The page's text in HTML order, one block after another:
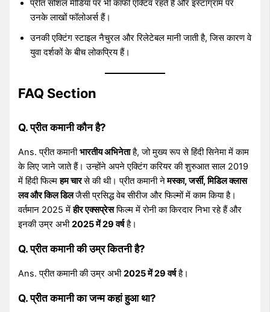
प्रीत सोशल मीडिया पर भी काफी एक्टिव रहते हैं और इंस्टाग्राम पर
उनके लाखों फॉलोअर्स हैं।
उनकी एक्टिंग स्टाइल नैचुरल और रिलेटेबल मानी जाती है, जिस कारण वे
युवा दर्शकों के बीच लोकप्रिय हैं।
FAQ Section
Q. प्रीत कमानी कौन है?
Ans. प्रीत कमानीभारतीय अभिनेताहै, जो मुख्य रूप से हिंदी सिनेमा में काम
के लिए जाने जाते हैं। उन्होंने अपने एक्टिंग करियर की शुरुआत साल 2019
में हिंदी फिल्महम चारसे की थी। प्रीत कमानी नेमस्का, जर्सी, मिडिल क्लास
लव और किल डिलजैसी प्रसिद्ध वेब सीरीज और फिल्मों में काम किया है।
वर्तमान 2025 मेंहीर एक्सप्रेसफिल्म में रोनी का किरदार निभा रहे हैं और
इनकी उम्र अभी2025 में 29 वर्षहै।
Q. प्रीत कमानी की उम्र कितनी है?
Ans. प्रीत कमानी की उम्र अभी2025 में 29 वर्षहै।
Q. प्रीत कमानी का जन्म कहां हुआ था?